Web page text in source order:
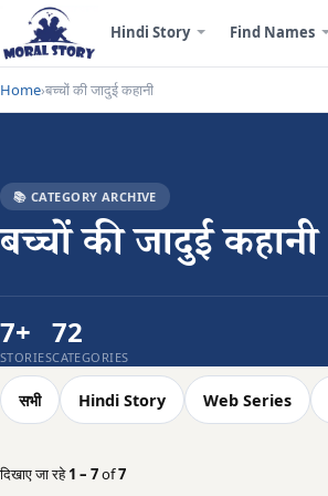
Hindi Story Find Names
Home›बच्चों की जादुई कहानी
📚 CATEGORY ARCHIVE
बच्चों की जादुई कहानी
7+
STORIES
72
CATEGORIES
सभी Hindi Story Web Series
दिखाए जा रहे1 – 7of7